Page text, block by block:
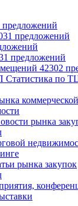
предложений
предложений
предложений
42302
Статистика по
коммерческой
рынка
рынка закупок